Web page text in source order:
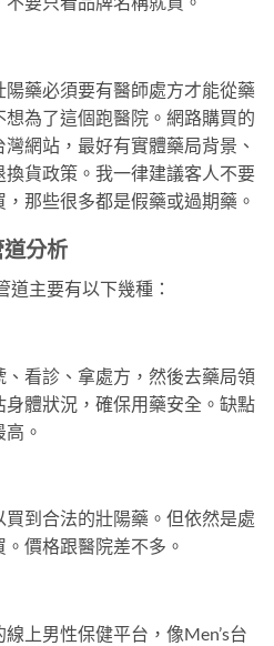
陽藥必須要有醫師處方才能從藥
為了這個跑醫院。網路購買的
網站，最好有實體藥局背景、
貨政策。我一律建議客人不要
那些很多都是假藥或過期藥。
分析
主要有以下幾種：
看診、拿處方，然後去藥局領
體狀況，確保用藥安全。缺點
。
到合法的壯陽藥。但依然是處
價格跟醫院差不多。
上男性保健平台，像Men’s台